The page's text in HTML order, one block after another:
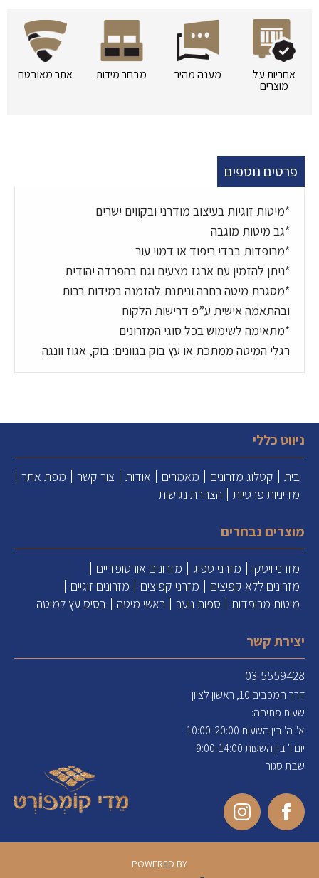
פרטים נוספים
*מיטות זוגיות בעיצוב מודרני ובקווים ישרים
*גב מיטות מוגבה
*מרופדות בבדי ריפוד או דמוי עור
*ניתן להזמין עם ארגז מצעים וגם בהפרדה יהודית
*מסגרת מיטה רחבה וניתנת להזמנה במידות רבות
ובהתאמה אישית ע”פ דרישות הלקוח
*מתאימה לשימוש בכל סוגי המזרונים
רגלי המיטה ממתכת או עץ בוק בגוונים: בוק, אגוז וונגה
אחריות על
מוצרים
מענה מהיר מבחר מידות אתר מאובטח
ניווט כללי
בית קטלוג מזרונים מאמרים אודות צור קשר
מפת אתר
מדיניות פרטיות
הצהרת נגישות
מוצרים נבחרים
מזרני ויסקו מזרני ספוג
מזרונים אורטופדיים
מזרונים ללא קפיצים
מזרני קפיצים
מזרונים זוגיים
מיטות מרופדות
ספות נוער ראשי מיטה בסיס עץ למיטה
יצירת קשר
03-5559428
דרך המכבים 10, ראשון לציון
שעות פתיחה:
א'-ה' בין השעות 10:00-20:00
יום ו' בין השעות 9:00-14:00
שבת סגור
POWERED BY